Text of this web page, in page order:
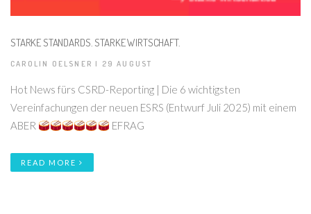
STARKE STANDARDS. STARKE WIRTSCHAFT.
CAROLIN OELSNER | 29 AUGUST
Hot News fürs CSRD-Reporting | Die 6 wichtigsten
Vereinfachungen der neuen ESRS (Entwurf Juli 2025) mit einem
ABER
EFRAG
READ MORE